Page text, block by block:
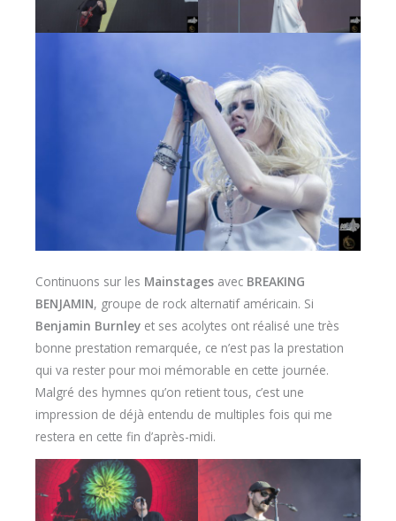
Continuons sur les Mainstages avec BREAKING
BENJAMIN, groupe de rock alternatif américain. Si
Benjamin Burnley et ses acolytes ont réalisé une très
bonne prestation remarquée, ce n’est pas la prestation
qui va rester pour moi mémorable en cette journée.
Malgré des hymnes qu’on retient tous, c’est une
impression de déjà entendu de multiples fois qui me
restera en cette fin d’après-midi.